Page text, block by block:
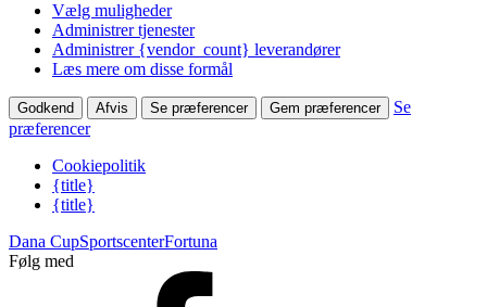
Vælg muligheder
Administrer tjenester
Administrer {vendor_count} leverandører
Læs mere om disse formål
Godkend Afvis Se præferencer Gem præferencer
Se
præferencer
Cookiepolitik
{title}
{title}
Dana CupSportscenterFortuna
Følg med